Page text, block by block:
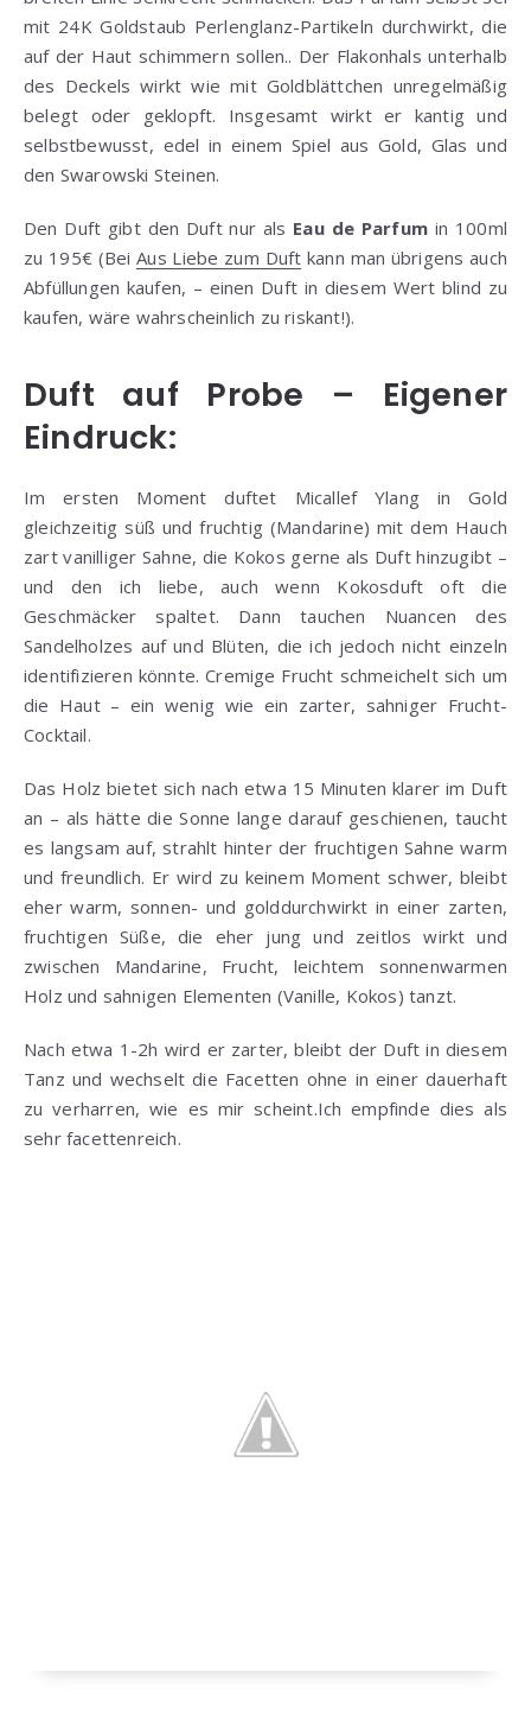
mit 24K Goldstaub Perlenglanz-Partikeln durchwirkt, die
auf der Haut schimmern sollen.. Der Flakonhals unterhalb
des Deckels wirkt wie mit Goldblättchen unregelmäßig
belegt oder geklopft. Insgesamt wirkt er kantig und
selbstbewusst, edel in einem Spiel aus Gold, Glas und
den Swarowski Steinen.
Den Duft gibt den Duft nur als Eau de Parfum in 100ml
zu 195€ (BeiAus Liebe zum Duft kann man übrigens auch
Abfüllungen kaufen, – einen Duft in diesem Wert blind zu
kaufen, wäre wahrscheinlich zu riskant!).
Duft auf Probe – Eigener
Eindruck:
Im ersten Moment duftet Micallef Ylang in Gold
gleichzeitig süß und fruchtig (Mandarine) mit dem Hauch
zart vanilliger Sahne, die Kokos gerne als Duft hinzugibt –
und den ich liebe, auch wenn Kokosduft oft die
Geschmäcker spaltet. Dann tauchen Nuancen des
Sandelholzes auf und Blüten, die ich jedoch nicht einzeln
identifizieren könnte. Cremige Frucht schmeichelt sich um
die Haut – ein wenig wie ein zarter, sahniger Frucht-
Cocktail.
Das Holz bietet sich nach etwa 15 Minuten klarer im Duft
an – als hätte die Sonne lange darauf geschienen, taucht
es langsam auf, strahlt hinter der fruchtigen Sahne warm
und freundlich. Er wird zu keinem Moment schwer, bleibt
eher warm, sonnen- und golddurchwirkt in einer zarten,
fruchtigen Süße, die eher jung und zeitlos wirkt und
zwischen Mandarine, Frucht, leichtem sonnenwarmen
Holz und sahnigen Elementen (Vanille, Kokos) tanzt.
Nach etwa 1-2h wird er zarter, bleibt der Duft in diesem
Tanz und wechselt die Facetten ohne in einer dauerhaft
zu verharren, wie es mir scheint.Ich empfinde dies als
sehr facettenreich.